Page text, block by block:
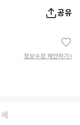
공유
정보수정 제안하기 >